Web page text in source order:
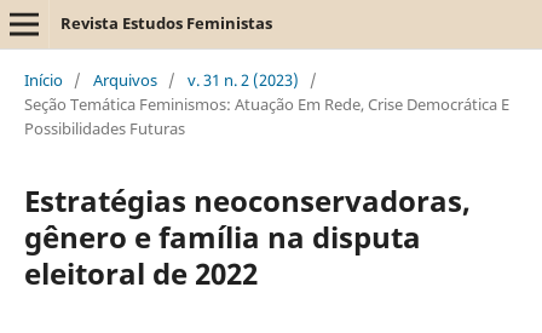
Revista Estudos Feministas
Início / Arquivos / v. 31 n. 2 (2023)
/
Seção Temática Feminismos: Atuação Em Rede, Crise Democrática E
Possibilidades Futuras
Estratégias neoconservadoras,
gênero e família na disputa
eleitoral de 2022